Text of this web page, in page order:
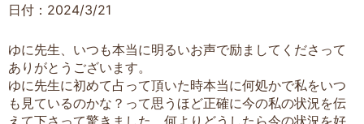
日付：2024/3/21
ゆに先生、いつも本当に明るいお声で励ましてくださって
ありがとうございます。
ゆに先生に初めて占って頂いた時本当に何処かで私をいつ
も見ているのかな？って思うほど正確に今の私の状況を伝
えて下さって驚きました。何よりどうしたら今の状況を好